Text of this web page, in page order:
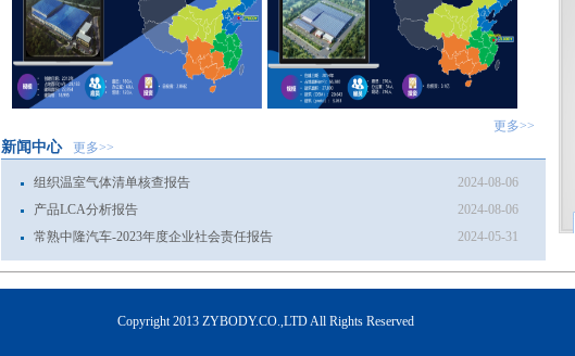
更多>>
新闻中心 更多>>
组织温室气体清单核查报告
2024-08-06
产品LCA分析报告
2024-08-06
常熟中隆汽车-2023年度企业社会责任报告
2024-05-31
Copyright 2013 ZYBODY.CO.,LTD All Rights Reserved